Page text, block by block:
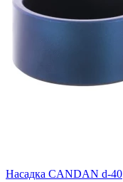
Насадка CANDAN d-40